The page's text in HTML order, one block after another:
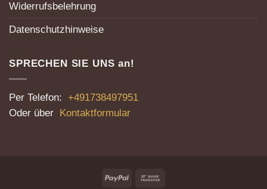
Widerrufsbelehrung
Datenschutzhinweise
SPRECHEN SIE UNS an!
Per Telefon: +491738497951
Oder über
Kontaktformular
PayPal